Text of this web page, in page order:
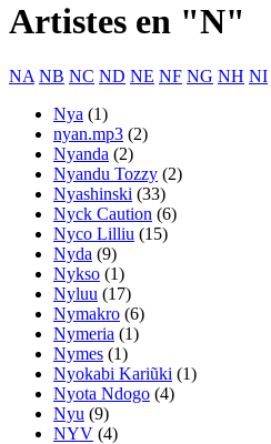
Artistes en "N"
NA NB NC ND NE NF NG NH NI
Nya (1)
nyan.mp3 (2)
Nyanda (2)
Nyandu Tozzy (2)
Nyashinski (33)
Nyck Caution (6)
Nyco Lilliu (15)
Nyda (9)
Nykso (1)
Nyluu (17)
Nymakro (6)
Nymeria (1)
Nymes (1)
Nyokabi Kariũki (1)
Nyota Ndogo (4)
Nyu (9)
NYV (4)